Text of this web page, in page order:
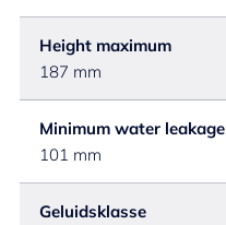
Height maximum
187 mm
Minimum water leakage
101 mm
Geluidsklasse